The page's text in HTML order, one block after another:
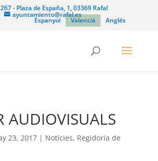
- Plaza de España, 1, 03369 Rafal
ayuntamiento@rafal.es
Espanyol Valencià Anglés
AUDIOVISUALS
23, 2017| Notícies, Regidoria de